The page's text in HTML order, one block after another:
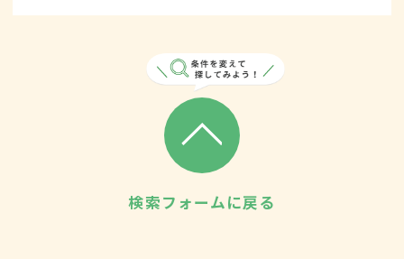
検索フォームに戻る